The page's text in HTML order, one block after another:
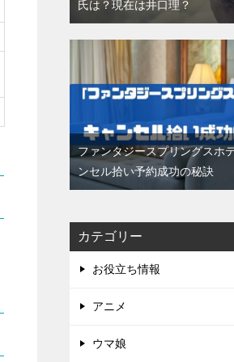
氏は？現在は井口理？
ファンタジースプリングスホ
ンセル拾い予約成功の秘訣
カテゴリー
お役立ち情報
アニメ
ウマ娘